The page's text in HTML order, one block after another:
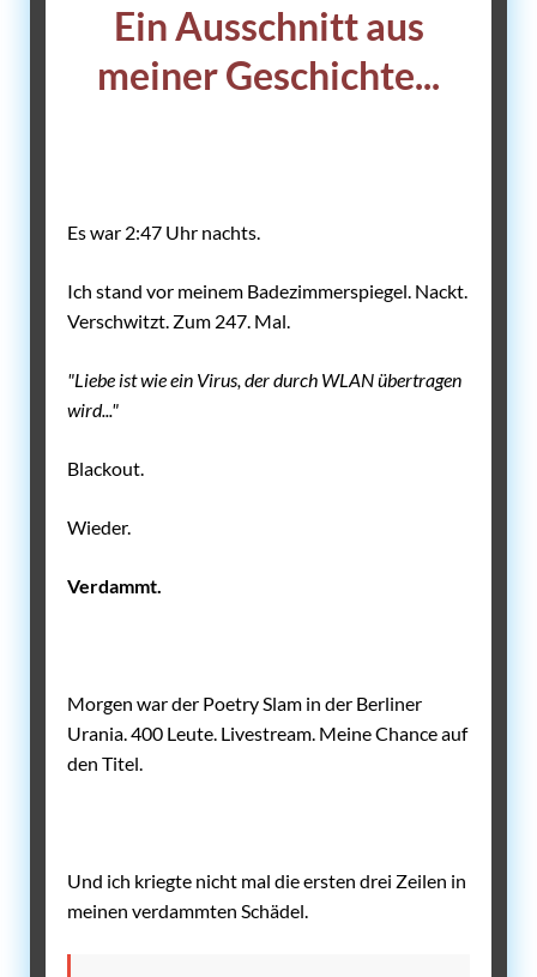
Ein Ausschnitt aus
meiner Geschichte...
Es war 2:47 Uhr nachts.
Ich stand vor meinem Badezimmerspiegel. Nackt.
Verschwitzt. Zum 247. Mal.
"Liebe ist wie ein Virus, der durch WLAN übertragen
wird..."
Blackout.
Wieder.
Verdammt.
Morgen war der Poetry Slam in der Berliner
Urania. 400 Leute. Livestream. Meine Chance auf
den Titel.
Und ich kriegte nicht mal die ersten drei Zeilen in
meinen verdammten Schädel.